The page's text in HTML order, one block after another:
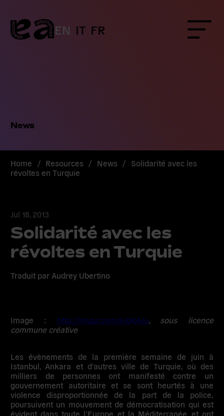
Skip
to
content
EN IT FR Menu
News
Home / Resources / News / Solidarité avec les
révoltes en Turquie
Jul 18, 2013
Solidarité avec les
révoltes en Turquie
Traduit par Audrey Ubertino
Image : http://imgur.com/a/gKAsu, sous licence
commune créative
Les évènements de la première semaine de juin à
Istanbul, Ankara et d’autres ville de Turquie, où des
milliers de personnes ont manifesté contre un
gouvernement autoritaire et se sont heurtés à une
violence disproportionnée de la part de la police,
poursuivent un mouvement de démocratisation qui est
évident dans toute l’Europe et la Méditerranée, et ont